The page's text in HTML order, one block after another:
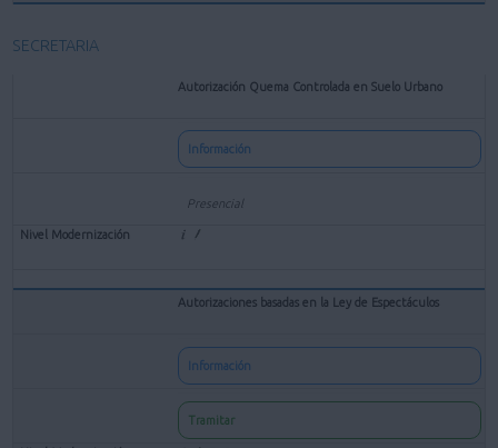
SECRETARIA
Autorización Quema Controlada en Suelo Urbano
Información
Presencial
Autorizaciones basadas en la Ley de Espectáculos
Información
Tramitar